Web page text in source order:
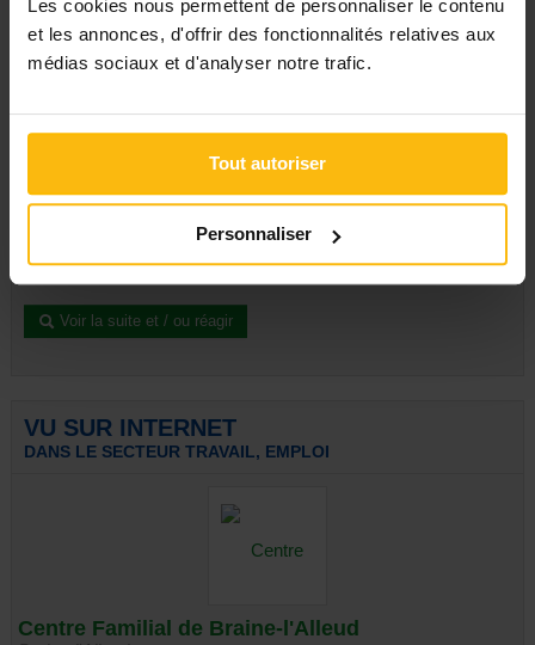
Les cookies nous permettent de personnaliser le contenu
et les annonces, d'offrir des fonctionnalités relatives aux
médias sociaux et d'analyser notre trafic.
Tout autoriser
Personnaliser
les premières concertations...
indépendants
[DOSSIER] – Indépendants et indemnités de maladie : les
Voir la suite et / ou réagir
VU SUR INTERNET
DANS LE SECTEUR TRAVAIL, EMPLOI
Centre Familial de Braine-l'Alleud